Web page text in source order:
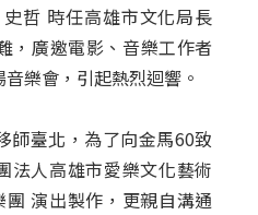
哲 時任高雄市文化局長
，廣邀電影、音樂工作者
樂會，引起熱烈迴響。
師臺北，為了向金馬60致
法人高雄市愛樂文化藝術
演出製作，更親自溝通